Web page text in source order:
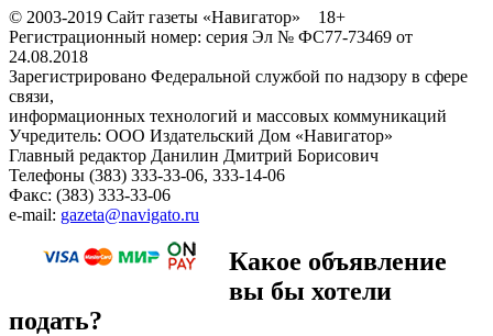
© 2003-2019 Сайт газеты «Навигатор» 18+
Регистрационный номер: серия Эл № ФС77-73469 от
24.08.2018
Зарегистрировано Федеральной службой по надзору в сфере
связи,
информационных технологий и массовых коммуникаций
Учредитель: ООО Издательский Дом «Навигатор»
Главный редактор Данилин Дмитрий Борисович
Телефоны (383) 333-33-06, 333-14-06
Факс: (383) 333-33-06
e-mail: gazeta@navigato.ru
Какое объявление
вы бы хотели
подать?